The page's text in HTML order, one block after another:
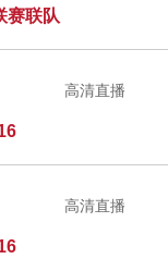
赛联队
高清直播
高清直播